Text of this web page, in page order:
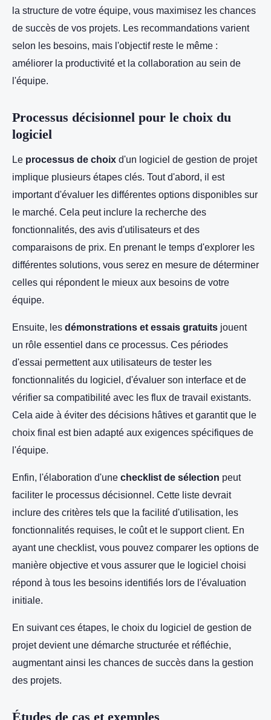
la structure de votre équipe, vous maximisez les chances
de succès de vos projets. Les recommandations varient
selon les besoins, mais l'objectif reste le même :
améliorer la productivité et la collaboration au sein de
l'équipe.
Processus décisionnel pour le choix du
logiciel
Le processus de choix d'un logiciel de gestion de projet
implique plusieurs étapes clés. Tout d'abord, il est
important d'évaluer les différentes options disponibles sur
le marché. Cela peut inclure la recherche des
fonctionnalités, des avis d'utilisateurs et des
comparaisons de prix. En prenant le temps d'explorer les
différentes solutions, vous serez en mesure de déterminer
celles qui répondent le mieux aux besoins de votre
équipe.
Ensuite, les démonstrations et essais gratuits jouent
un rôle essentiel dans ce processus. Ces périodes
d'essai permettent aux utilisateurs de tester les
fonctionnalités du logiciel, d'évaluer son interface et de
vérifier sa compatibilité avec les flux de travail existants.
Cela aide à éviter des décisions hâtives et garantit que le
choix final est bien adapté aux exigences spécifiques de
l'équipe.
Enfin, l'élaboration d'une checklist de sélection peut
faciliter le processus décisionnel. Cette liste devrait
inclure des critères tels que la facilité d'utilisation, les
fonctionnalités requises, le coût et le support client. En
ayant une checklist, vous pouvez comparer les options de
manière objective et vous assurer que le logiciel choisi
répond à tous les besoins identifiés lors de l'évaluation
initiale.
En suivant ces étapes, le choix du logiciel de gestion de
projet devient une démarche structurée et réfléchie,
augmentant ainsi les chances de succès dans la gestion
des projets.
Études de cas et exemples